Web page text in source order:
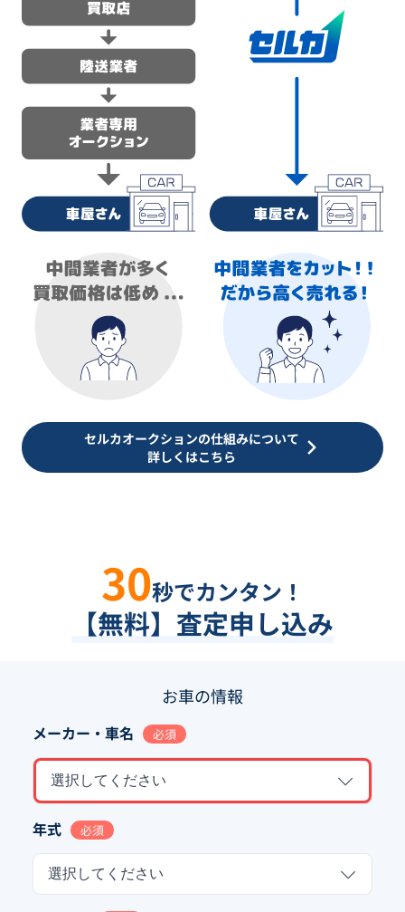
セルカオークションの仕組みについて
詳しくはこちら
30秒でカンタン！
【無料】査定申し込み
お車の情報
メーカー・車名 必須
選択してください
年式 必須
選択してください